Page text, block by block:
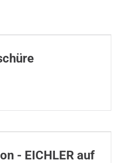
- EICHLER auf